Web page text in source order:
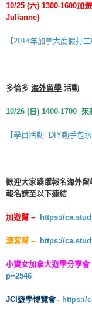
10/25 (六) 1300-1600加
Julianne)
【2014年加拿大度假打
多倫多 海外留學 活動
10/26 (日 ) 1400-1700 茱
【學員活動” DIY動手包水
歡迎大家踴躍報名海外留
報名請至以下連結
加遊幫 – https://
澳客幫 – https://
小資女加拿大遊學分享會
p=2546
JCI遊學博覽會– https://